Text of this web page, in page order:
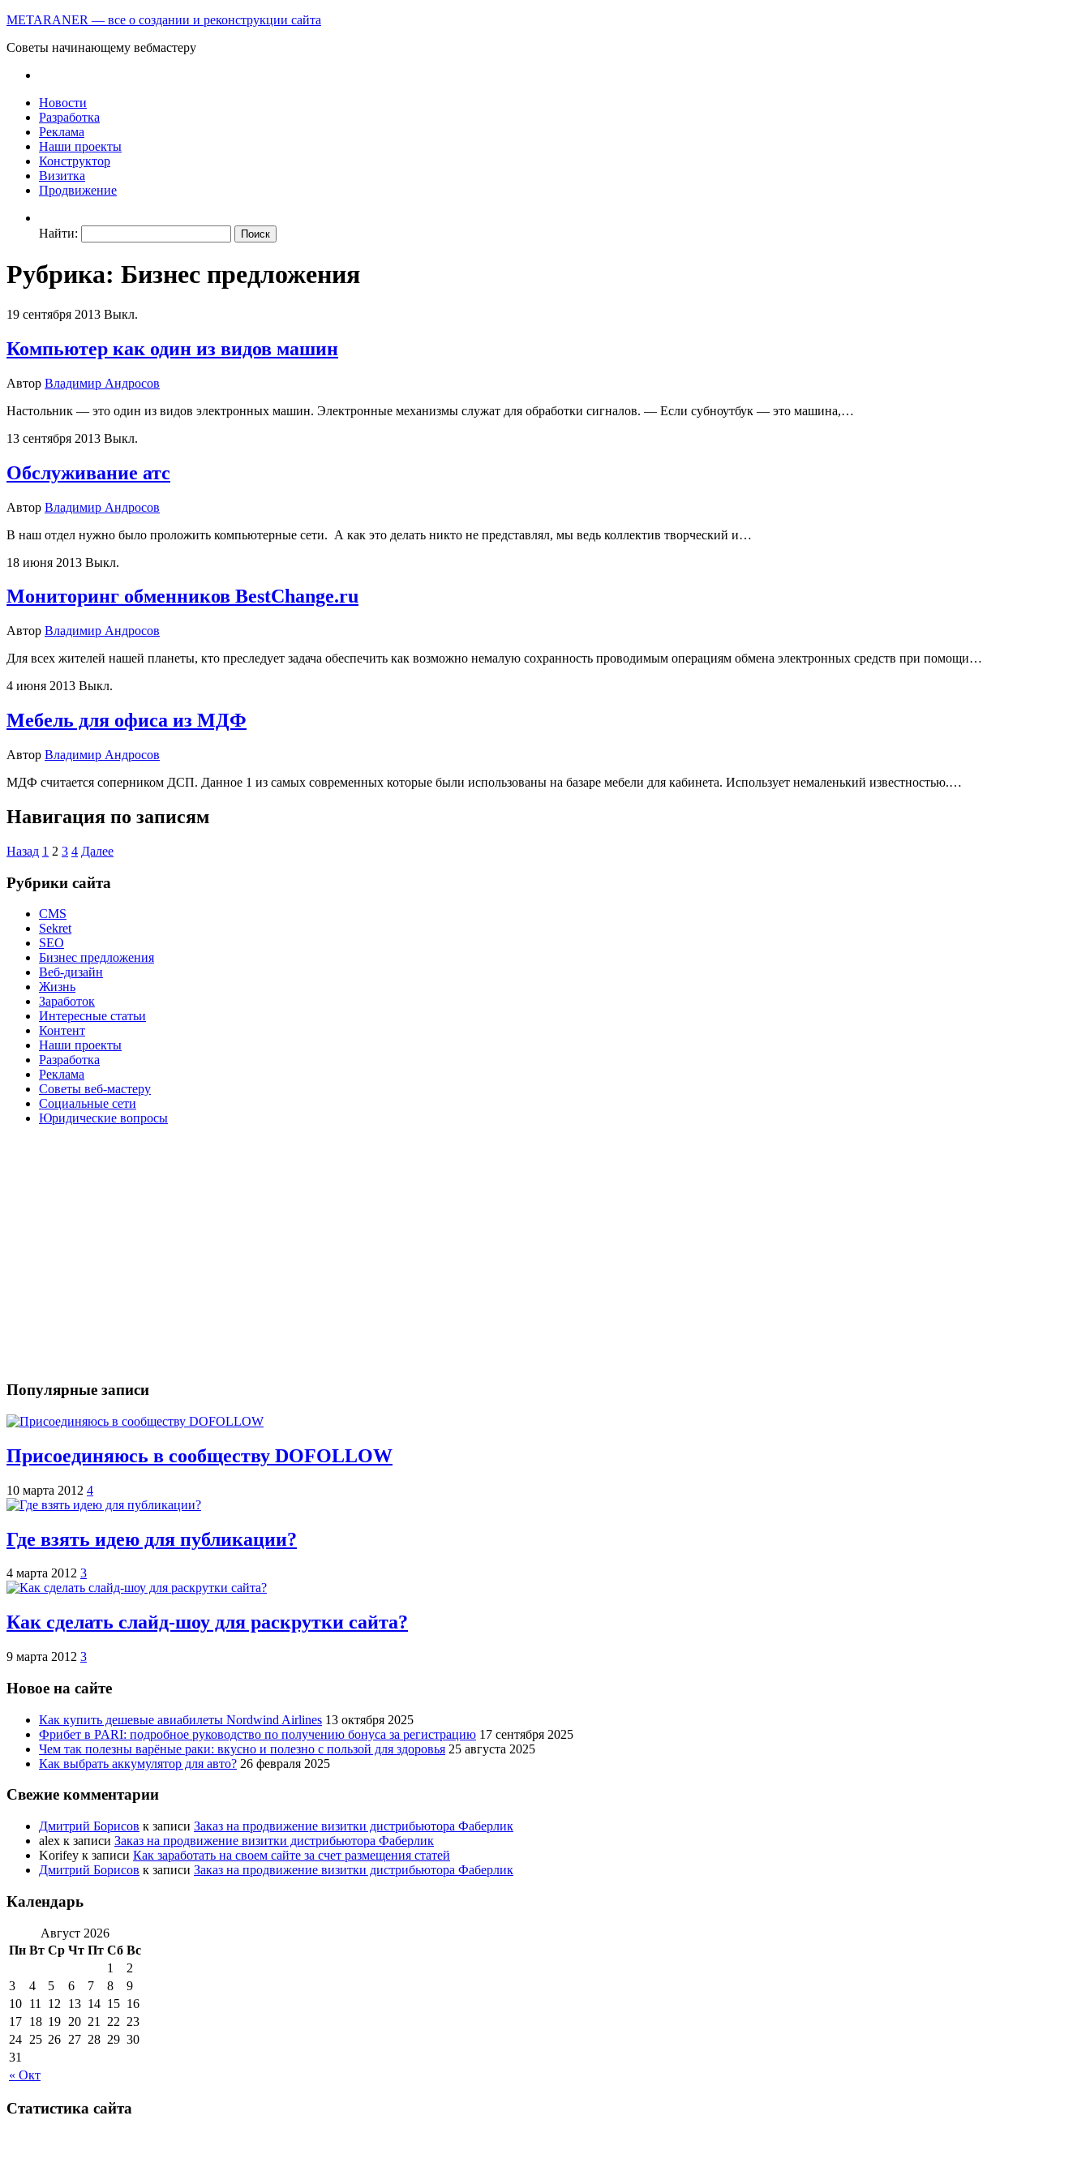
METARANER — все о создании и реконструкции сайта
Советы начинающему вебмастеру
Новости
Разработка
Реклама
Наши проекты
Конструктор
Визитка
Продвижение
Найти:
Рубрика: Бизнес предложения
19 сентября 2013 Выкл.
Компьютер как один из видов машин
Автор Владимир Андросов
Настольник — это один из видов электронных машин. Электронные механизмы служат для обработки сигналов. — Если субноутбук — это машина,…
13 сентября 2013 Выкл.
Обслуживание атс
Автор Владимир Андросов
В наш отдел нужно было проложить компьютерные сети. А как это делать никто не представлял, мы ведь коллектив творческий и…
18 июня 2013 Выкл.
Мониторинг обменников BestChange.ru
Автор Владимир Андросов
Для всех жителей нашей планеты, кто преследует задача обеспечить как возможно немалую сохранность проводимым операциям обмена электронных средств при помощи…
4 июня 2013 Выкл.
Мебель для офиса из МДФ
Автор Владимир Андросов
МДФ считается соперником ДСП. Данное 1 из самых современных которые были использованы на базаре мебели для кабинета. Использует немаленький известностью.…
Навигация по записям
Назад 1 2 3 4 Далее
Рубрики сайта
CMS
Sekret
SEO
Бизнес предложения
Веб-дизайн
Жизнь
Заработок
Интересные статьи
Контент
Наши проекты
Разработка
Реклама
Советы веб-мастеру
Социальные сети
Юридические вопросы
Популярные записи
Присоединяюсь в сообществу DOFOLLOW
10 марта 2012 4
Где взять идею для публикации?
4 марта 2012 3
Как сделать слайд-шоу для раскрутки сайта?
9 марта 2012 3
Новое на сайте
Как купить дешевые авиабилеты Nordwind Airlines 13 октября 2025
Фрибет в PARI: подробное руководство по получению бонуса за регистрацию 17 сентября 2025
Чем так полезны варёные раки: вкусно и полезно с пользой для здоровья 25 августа 2025
Как выбрать аккумулятор для авто? 26 февраля 2025
Свежие комментарии
Дмитрий Борисов к записи Заказ на продвижение визитки дистрибьютора Фаберлик
alex к записи Заказ на продвижение визитки дистрибьютора Фаберлик
Korifey к записи Как заработать на своем сайте за счет размещения статей
Дмитрий Борисов к записи Заказ на продвижение визитки дистрибьютора Фаберлик
Календарь
Август 2026
Пн Вт Ср Чт Пт Сб Вс
« Окт
1
2
3
4 5 6 7 8
9
10 11 12 13 14 15 16
17 18 19 20 21 22 23
24 25 26 27 28 29 30
31
Статистика сайта